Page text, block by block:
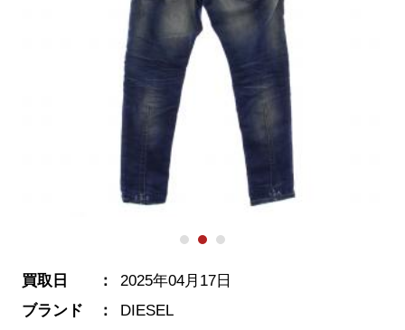
買取日
2025年04月17日
ブランド
DIESEL